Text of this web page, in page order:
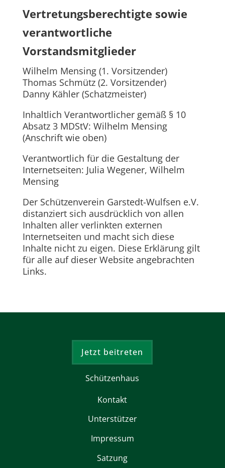
Vertretungsberechtigte sowie
verantwortliche
Vorstandsmitglieder
Wilhelm Mensing (1. Vorsitzender)
Thomas Schmütz (2. Vorsitzender)
Danny Kähler (Schatzmeister)
Inhaltlich Verantwortlicher gemäß § 10
Absatz 3 MDStV: Wilhelm Mensing
(Anschrift wie oben)
Verantwortlich für die Gestaltung der
Internetseiten: Julia Wegener, Wilhelm
Mensing
Der Schützenverein Garstedt-Wulfsen e.V.
distanziert sich ausdrücklich von allen
Inhalten aller verlinkten externen
Internetseiten und macht sich diese
Inhalte nicht zu eigen. Diese Erklärung gilt
für alle auf dieser Website angebrachten
Links.
Jetzt beitreten
Schützenhaus
Kontakt
Unterstützer
Impressum
Satzung